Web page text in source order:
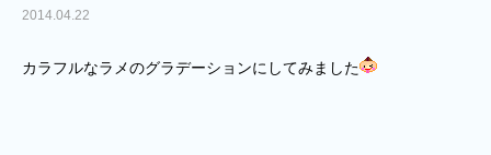
2014.04.22
カラフルなラメのグラデーションにしてみました